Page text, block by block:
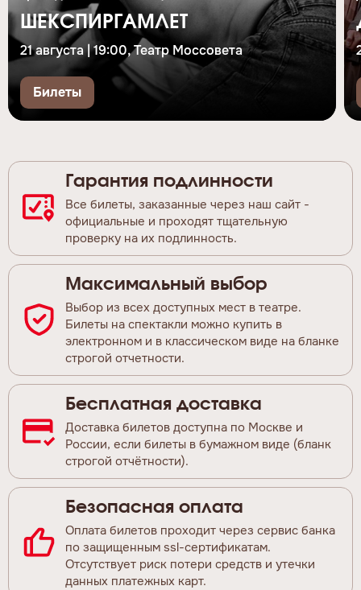
ШЕКСПИРГАМЛЕТ
21 августа | 19:00, Театр Моссовета
Билеты
Гарантия подлинности
Все билеты, заказанные через наш сайт -
официальные и проходят тщательную
проверку на их подлинность.
Максимальный выбор
Выбор из всех доступных мест в театре.
Билеты на спектакли можно купить в
электронном и в классическом виде на бланке
строгой отчетности.
Бесплатная доставка
Доставка билетов доступна по Москве и
России, если билеты в бумажном виде (бланк
строгой отчётности).
Безопасная оплата
Оплата билетов проходит через сервис банка
по защищенным ssl-сертификатам.
Отсутствует риск потери средств и утечки
данных платежных карт.